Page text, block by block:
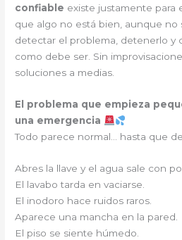
confiable existe justamente para
que algo no está bien, aunque no
detectar el problema, detenerlo y
como debe ser. Sin
soluciones a medias.
El problema que empieza
una emergencia
Todo parece normal… hasta que
Abres la llave y el agua sale con
El lavabo tarda en vaciarse.
El inodoro hace ruidos raros.
Aparece una mancha en la pared.
El piso se siente húmedo.